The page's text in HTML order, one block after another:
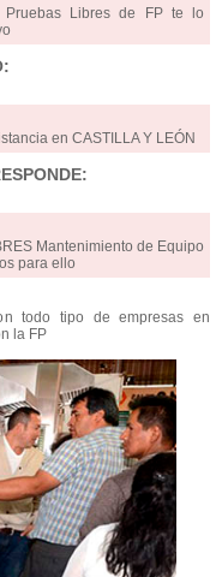
Libres de FP te lo
en CASTILLA Y LEÓN
Mantenimiento de Equipo
para ello
todo tipo de empresas en
la FP